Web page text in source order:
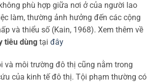
phù hợp giữa nơi ở của người lao
làm, thường ảnh hưởng đến các cộng
và thiểu số (Kain, 1968). Xem thêm về
tiêu dùng tại đây
và môi trường đô thị cũng nằm trong
của kinh tế đô thị. Tội phạm thường có